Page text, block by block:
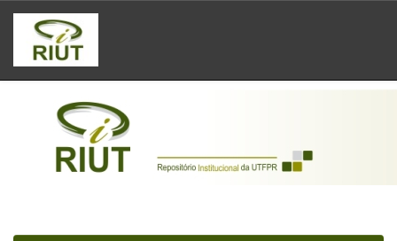
Skip
navigation